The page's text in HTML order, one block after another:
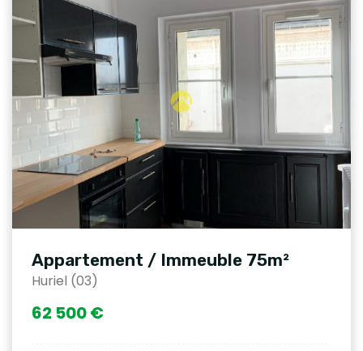
Appartement / Immeuble 75m²
Huriel (03)
62 500 €